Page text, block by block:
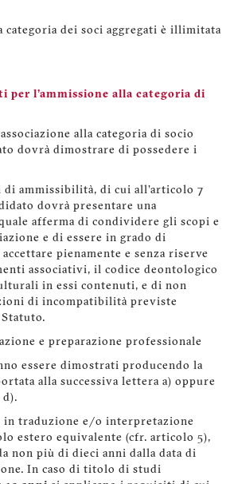
categoria dei soci aggregati è illimitata
per l'ammissione alla categoria di
alla categoria di socio
dovrà dimostrare di possedere i
di ammissibilità, di cui all'articolo 7
dovrà presentare una
afferma di condividere gli scopi e
e di essere in grado di
pienamente e senza riserve
associativi, il codice deontologico
in essi contenuti, e di non
di incompatibilità previste
e preparazione professionale
essere dimostrati producendo la
alla successiva lettera a) oppure
d).
in traduzione e/o interpretazione
estero equivalente (cfr. articolo 5),
non più di dieci anni dalla data di
In caso di titolo di studi